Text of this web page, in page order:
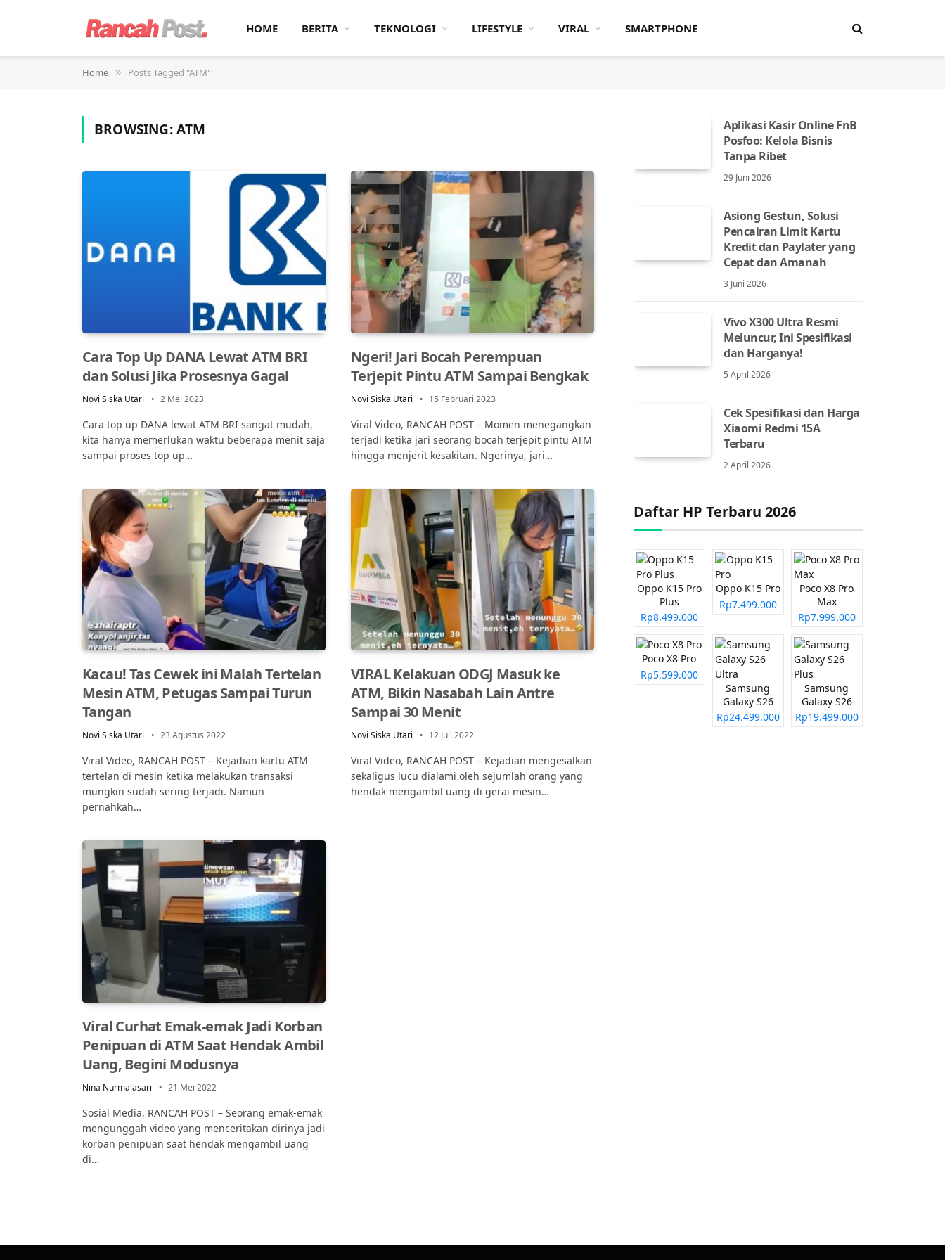
HOME BERITA TEKNOLOGI LIFESTYLE VIRAL SMARTPHONE
Home » Posts Tagged "ATM"
BROWSING:ATM
Cara Top Up DANA Lewat ATM BRI
dan Solusi Jika Prosesnya Gagal
Novi Siska Utari 2 Mei 2023
Cara top up DANA lewat ATM BRI sangat mudah,
kita hanya memerlukan waktu beberapa menit saja
sampai proses top up…
Ngeri! Jari Bocah Perempuan
Terjepit Pintu ATM Sampai Bengkak
Novi Siska Utari 15 Februari 2023
Viral Video, RANCAH POST – Momen menegangkan
terjadi ketika jari seorang bocah terjepit pintu ATM
hingga menjerit kesakitan. Ngerinya, jari…
Kacau! Tas Cewek ini Malah Tertelan
Mesin ATM, Petugas Sampai Turun
Tangan
Novi Siska Utari 23 Agustus 2022
Viral Video, RANCAH POST – Kejadian kartu ATM
tertelan di mesin ketika melakukan transaksi
mungkin sudah sering terjadi. Namun
pernahkah…
VIRAL Kelakuan ODGJ Masuk ke
ATM, Bikin Nasabah Lain Antre
Sampai 30 Menit
Novi Siska Utari 12 Juli 2022
Viral Video, RANCAH POST – Kejadian mengesalkan
sekaligus lucu dialami oleh sejumlah orang yang
hendak mengambil uang di gerai mesin…
Viral Curhat Emak-emak Jadi Korban
Penipuan di ATM Saat Hendak Ambil
Uang, Begini Modusnya
Nina Nurmalasari 21 Mei 2022
Sosial Media, RANCAH POST – Seorang emak-emak
mengunggah video yang menceritakan dirinya jadi
korban penipuan saat hendak mengambil uang
di…
Aplikasi Kasir Online FnB
Posfoo: Kelola Bisnis
Tanpa Ribet
29 Juni 2026
Asiong Gestun, Solusi
Pencairan Limit Kartu
Kredit dan Paylater yang
Cepat dan Amanah
3 Juni 2026
Vivo X300 Ultra Resmi
Meluncur, Ini Spesifikasi
dan Harganya!
5 April 2026
Cek Spesifikasi dan Harga
Xiaomi Redmi 15A
Terbaru
2 April 2026
Daftar HP Terbaru 2026
Oppo K15 Pro
Plus
Rp8.499.000
Oppo K15 Pro
Rp7.499.000
Poco X8 Pro
Max
Rp7.999.000
Poco X8 Pro
Rp5.599.000
Samsung
Galaxy S26
Ultra
Rp24.499.000
Samsung
Galaxy S26
Plus
Rp19.499.000